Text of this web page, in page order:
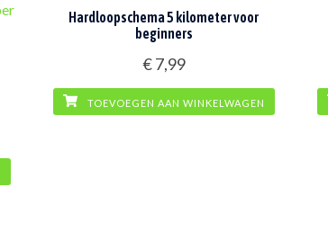
Hardloopschema 5 kilometer voor
beginners
€7,99
TOEVOEGEN AAN WINKELWAGEN